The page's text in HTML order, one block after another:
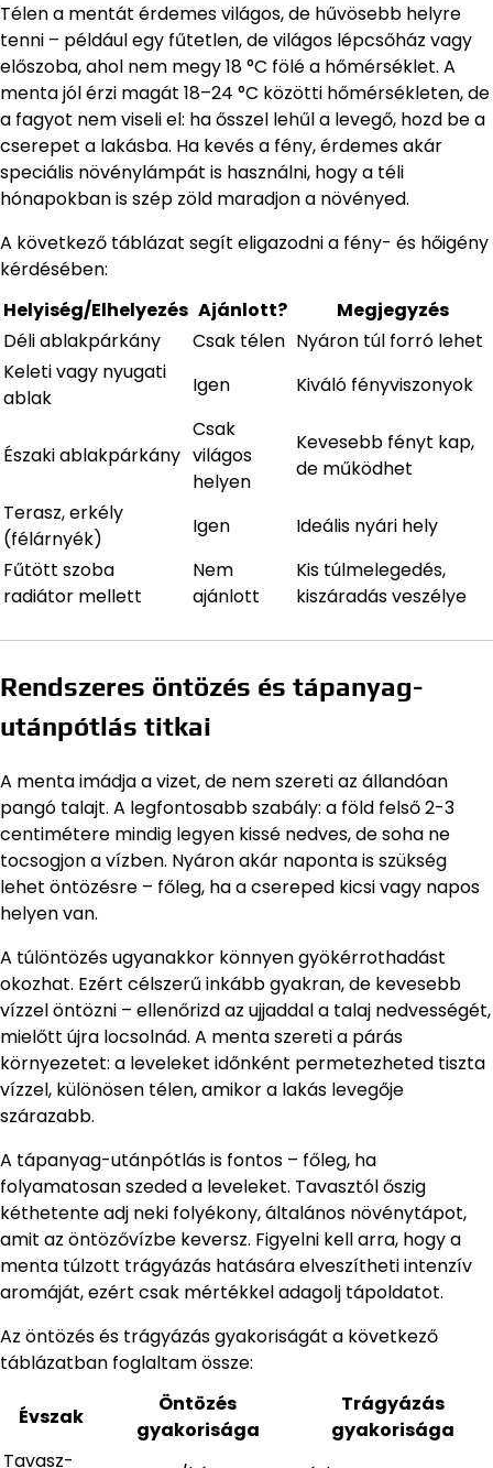
Télen a mentát érdemes világos, de hűvösebb helyre
tenni – például egy fűtetlen, de világos lépcsőház vagy
előszoba, ahol nem megy 18 °C fölé a hőmérséklet. A
menta jól érzi magát 18–24 °C közötti hőmérsékleten, de
a fagyot nem viseli el: ha ősszel lehűl a levegő, hozd be a
cserepet a lakásba. Ha kevés a fény, érdemes akár
speciális növénylámpát is használni, hogy a téli
hónapokban is szép zöld maradjon a növényed.
A következő táblázat segít eligazodni a fény- és hőigény
kérdésében:
Helyiség/Elhelyezés Ajánlott?
Megjegyzés
Déli ablakpárkány
Csak télen Nyáron túl forró lehet
Keleti vagy nyugati
ablak
Igen Kiváló fényviszonyok
Északi ablakpárkány
Csak
világos
helyen
Kevesebb fényt kap,
de működhet
Terasz, erkély
(félárnyék)
Igen
Ideális nyári hely
Fűtött szoba
radiátor mellett
Nem
ajánlott
Kis túlmelegedés,
kiszáradás veszélye
Rendszeres öntözés és tápanyag-
utánpótlás titkai
A menta imádja a vizet, de nem szereti az állandóan
pangó talajt. A legfontosabb szabály: a föld felső 2-3
centimétere mindig legyen kissé nedves, de soha ne
tocsogjon a vízben. Nyáron akár naponta is szükség
lehet öntözésre – főleg, ha a csereped kicsi vagy napos
helyen van.
A túlöntözés ugyanakkor könnyen gyökérrothadást
okozhat. Ezért célszerű inkább gyakran, de kevesebb
vízzel öntözni – ellenőrizd az ujjaddal a talaj nedvességét,
mielőtt újra locsolnád. A menta szereti a párás
környezetet: a leveleket időnként permetezheted tiszta
vízzel, különösen télen, amikor a lakás levegője
szárazabb.
A tápanyag-utánpótlás is fontos – főleg, ha
folyamatosan szeded a leveleket. Tavasztól őszig
kéthetente adj neki folyékony, általános növénytápot,
amit az öntözővízbe keversz. Figyelni kell arra, hogy a
menta túlzott trágyázás hatására elveszítheti intenzív
aromáját, ezért csak mértékkel adagolj tápoldatot.
Az öntözés és trágyázás gyakoriságát a következő
táblázatban foglaltam össze:
Évszak
Öntözés
gyakorisága
Trágyázás
gyakorisága
Tavasz-